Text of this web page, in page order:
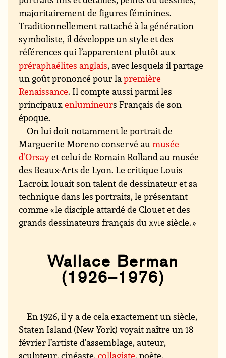
majoritairement de figures féminines.
Traditionnellement rattaché à la génération
symboliste, il développe un style et des
références qui l’apparentent plutôt aux
préraphaélites anglais, avec lesquels il partage
un goût prononcé pour lapremière
Renaissance. Il compte aussi parmi les
principauxenlumineurs Français de son
époque.
On lui doit notamment le portrait de
Marguerite Moreno conservé aumusée
d’Orsayet celui de Romain Rolland au musée
des Beaux-Arts de Lyon. Le critique Louis
Lacroix louait son talent de dessinateur et sa
technique dans les portraits, le présentant
comme « le disciple attardé de Clouet et des
grands dessinateurs français duxvie siècle. »
Wallace Berman
(1926–1976)
En 1926, il y a de cela exactement un siècle,
Staten Island (New York) voyait naître un 18
février l’artiste d’assemblage, auteur,
sculpteur, cinéaste,collagiste, poète,